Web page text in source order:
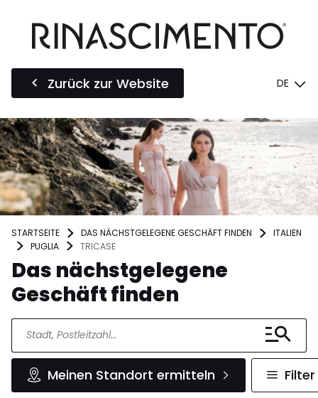
Zurück zur Website DE
STARTSEITE DAS NÄCHSTGELEGENE GESCHÄFT FINDEN
ITALIEN
PUGLIA
TRICASE
Das nächstgelegene
Geschäft finden
Meinen Standort ermitteln Filter